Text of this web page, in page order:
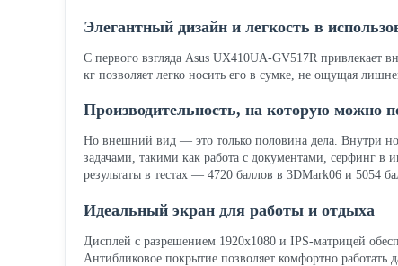
Элегантный дизайн и легкость в
С первого взгляда Asus UX410UA-GV517R
кг позволяет легко носить его в сумке, не ощущая
Производительность, на которую можно
Но внешний вид — это только половина дела. Внутри
задачами, такими как работа с документами, серфинг в
результаты в тестах — 4720 баллов в 3DMark06 и 5054
Идеальный экран для работы и отдыха
Дисплей с разрешением 1920x1080 и IPS-матрицей
Антибликовое покрытие позволяет комфортно